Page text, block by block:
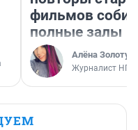
фильмов
полные залы
Алёна
Журналист НГС